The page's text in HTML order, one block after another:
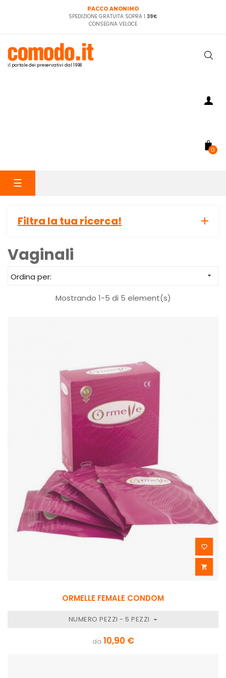
PACCO ANONIMO
SPEDIZIONE GRATUITA SOPRA I 39€
CONSEGNA VELOCE
il portale dei preservativi dal 1998
0
navigazione
☰
Filtra la tua ricerca!
Vaginali
Ordina per: 
Mostrando 1-5 di 5 element(s)


ORMELLE FEMALE CONDOM
NUMERO PEZZI - 5 PEZZI
da 10,90 €